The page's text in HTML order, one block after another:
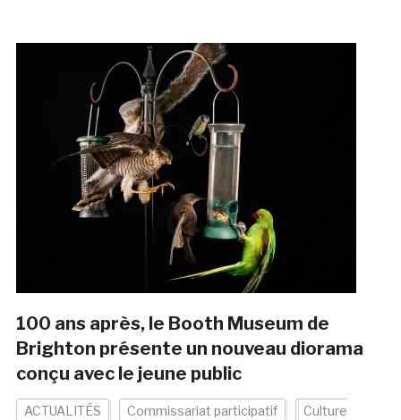
100 ans après, le Booth Museum de
Brighton présente un nouveau diorama
conçu avec le jeune public
ACTUALITÉS Commissariat participatif Culture